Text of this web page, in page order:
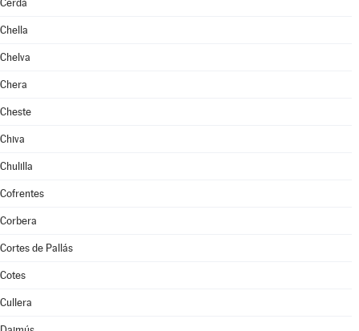
Cerdà
Chella
Chelva
Chera
Cheste
Chiva
Chulilla
Cofrentes
Corbera
Cortes de Pallás
Cotes
Cullera